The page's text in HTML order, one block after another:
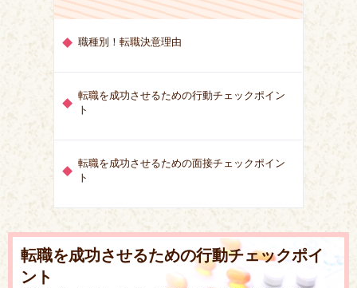
職種別！転職決意理由
転職を成功させるための行動チェックポイン
ト
転職を成功させるための面接チェックポイン
ト
転職を成功させるための行動チェックポイ
ント